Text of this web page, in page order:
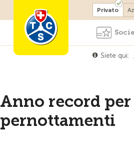
Diventare socio
Privato
Siete qui:
Anno record
pernottamenti